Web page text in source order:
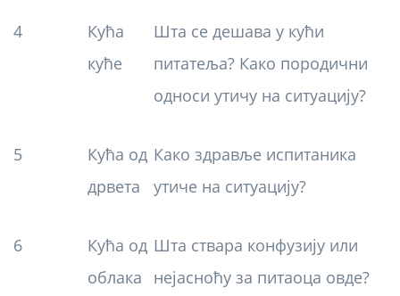
4
Кућа
куће
Шта се дешава у кући
питатеља? Како породични
односи утичу на ситуацију?
5
Кућа од
дрвета
Како здравље испитаника
утиче на ситуацију?
6
Кућа од
облака
Шта ствара конфузију или
нејасноћу за питаоца овде?